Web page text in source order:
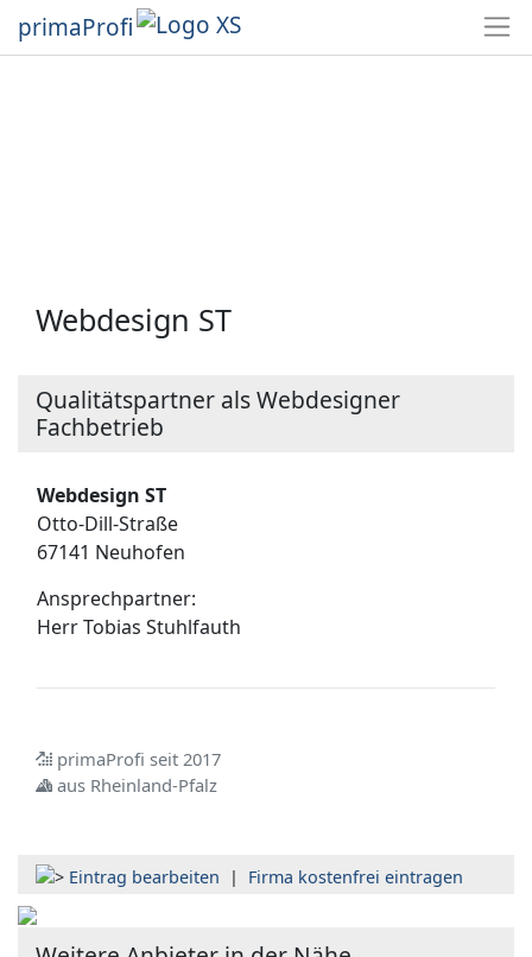
primaProfi
Webdesign ST
Qualitätspartner als Webdesigner
Fachbetrieb
Webdesign ST
Otto-Dill-Straße
67141 Neuhofen
Ansprechpartner:
HerrTobias Stuhlfauth
primaProfi seit 2017
aus Rheinland-Pfalz
Eintrag bearbeiten | Firma kostenfrei eintragen